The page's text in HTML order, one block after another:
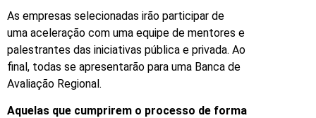
As empresas selecionadas irão participar de
uma aceleração com uma equipe de mentores e
palestrantes das iniciativas pública e privada. Ao
final, todas se apresentarão para uma Banca de
Avaliação Regional.
Aquelas que cumprirem o processo de forma